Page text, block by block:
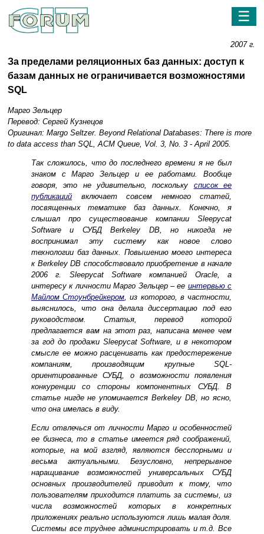
☰
2007 г.
За пределами реляционных баз данных: доступ к
базам данных не ограничивается возможностями
SQL
Марго Зельцер
Перевод: Сергей Кузнецов
Оригинал: Margo Seltzer. Beyond Relational Databases: There is more
to data access than SQL, ACM Queue, Vol. 3, No. 3 - April 2005.
Так сложилось, что до последнего времени я не был
знаком с Марго Зельцер и ее работами. Вообще
говоря, это не удивительно, поскольку список ее
публикаций включает совсем немного статей,
посвященных тематике баз данных. Конечно, я
слышал про существование компании Sleepycat
Software и СУБД Berkeley DB, но никогда не
воспринимал эту систему как новое слово
технологии баз данных. Повышению моего интереса
к Berkeley DB способствовало приобретение в начале
2006 г. Sleepycat Software компанией Oracle, а
интересу к личности Марго Зельцер – ее интервью с
Майлом Стоунбрейкером, из которого, в частности,
выяснилось, что она делала диссертацию под его
руководством. Статья, перевод которой
предлагается вам на этот раз, написана менее чем
за год до продажи Sleepycat Software, и в некотором
смысле ее можно расценивать как предостережение
компаниям, производящим крупные SQL-
ориентированные СУБД, о возможности появления
конкуренции со стороны компонентных СУБД. В
статье нигде не упоминается Berkeley DB, но ясно,
что она имелась в виду.
Если отвлечься от личности Марго и особенностей
ее бизнеса, то в статье имеется ряд соображений,
которые, на мой взгляд, являются бесспорными и
весьма актуальными. Безусловно, непрерывное
наращивание возможностей универсальных СУБД
основных производителей приводит к тому, что
пользователям приходится платить за системы, из
числа возможностей которых в конкретных
приложениях реально используются лишь малая доля.
Системы все труднее администрировать и т.д. Все